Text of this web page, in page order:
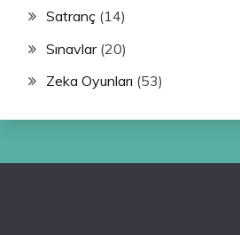
Satranç (14)
Sınavlar(20)
Zeka Oyunları (53)